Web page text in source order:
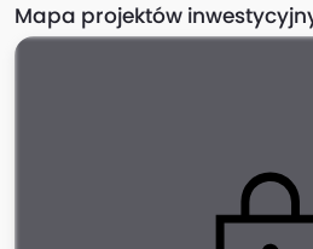
Mapa projektów